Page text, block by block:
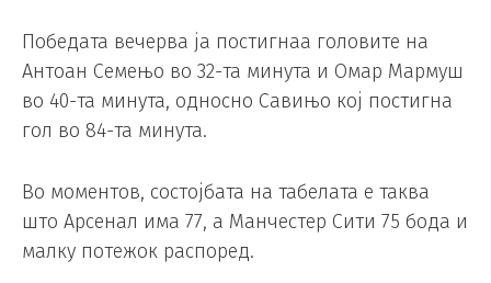
Победата вечерва ја постигнаа головите на
Антоан Семењо во 32-та минута и Омар Мармуш
во 40-та минута, односно Савињо кој постигна
гол во 84-та минута.
Во моментов, состојбата на табелата е таква
што Арсенал има 77, а Манчестер Сити 75 бода и
малку потежок распоред.